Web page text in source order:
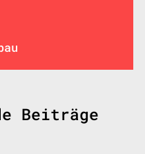
Beiträge